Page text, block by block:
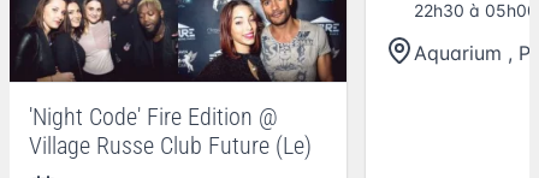
'Night Code' Fire Edition @
Village Russe Club Future (Le)
22h30 à 05h00
Aquarium ,